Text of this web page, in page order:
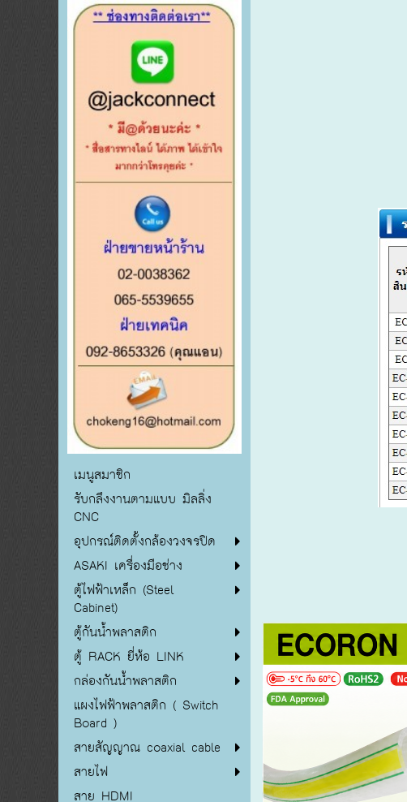
เมนูสมาชิก
รับกลึงงานตามแบบ มิลลิ่ง
CNC
อุปกรณ์ติดตั้งกล้องวงจรปิด
ASAKI เครื่องมือช่าง
ตู้ไฟฟ้าเหล็ก (Steel
Cabinet)
ตู้กันน้ำพลาสติก
ตู้ RACK ยี่ห้อ LINK
กล่องกันน้ำพลาสติก
แผงไฟฟ้าพลาสติก ( Switch
Board )
สายสัญญาณ coaxial cable
สายไฟ
สาย HDMI